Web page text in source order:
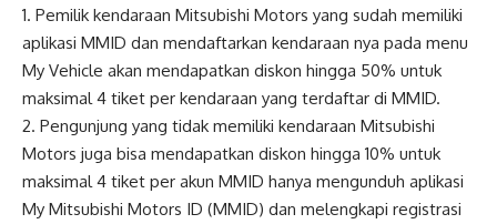
1. Pemilik kendaraan Mitsubishi Motors yang sudah memiliki
aplikasi MMID dan mendaftarkan kendaraan nya pada menu
My Vehicle akan mendapatkan diskon hingga 50% untuk
maksimal 4 tiket per kendaraan yang terdaftar di MMID.
2. Pengunjung yang tidak memiliki kendaraan Mitsubishi
Motors juga bisa mendapatkan diskon hingga 10% untuk
maksimal 4 tiket per akun MMID hanya mengunduh aplikasi
My Mitsubishi Motors ID (MMID) dan melengkapi registrasi